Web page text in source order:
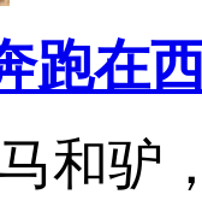
跑在
和驴